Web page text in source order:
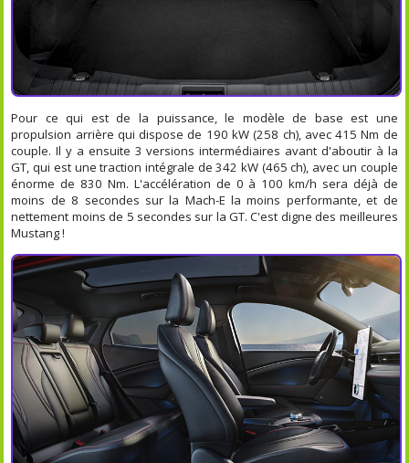
Pour ce qui est de la puissance, le modèle de base est une
propulsion arrière qui dispose de 190 kW (258 ch), avec 415 Nm de
couple. Il y a ensuite 3 versions intermédiaires avant d'aboutir à la
GT, qui est une traction intégrale de 342 kW (465 ch), avec un couple
énorme de 830 Nm. L'accélération de 0 à 100 km/h sera déjà de
moins de 8 secondes sur la Mach-E la moins performante, et de
nettement moins de 5 secondes sur la GT. C'est digne des meilleures
Mustang !